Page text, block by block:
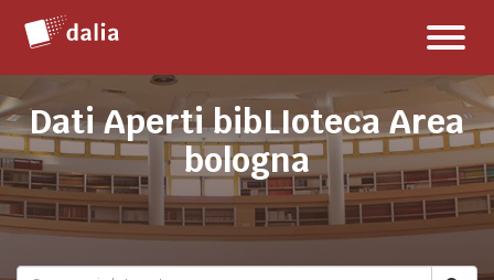
contenuto
Dati Aperti bibLIoteca Area
bologna